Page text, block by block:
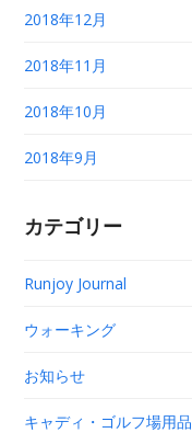
2018年12月
2018年11月
2018年10月
2018年9月
カテゴリー
Runjoy Journal
ウォーキング
お知らせ
キャディ・ゴルフ場用品